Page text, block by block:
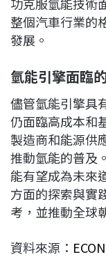
功克服氫能技術
整個汽車行業的
發展。
氫能引擎面臨
儘管氫能引擎具
仍面臨高成本和
製造商和能源供
推動氫能的普及
能有望成為未來
方面的探索與實
考，並推動全球
資料來源：